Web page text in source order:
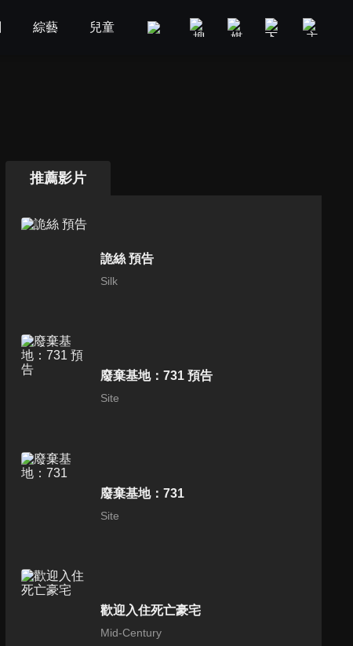
綜藝 兒童 GOOD TV 娛樂 美食旅遊
推薦影片
詭絲 預告
Silk
廢棄基地：731 預告
Site
廢棄基地：731
Site
歡迎入住死亡豪宅
Mid-Century